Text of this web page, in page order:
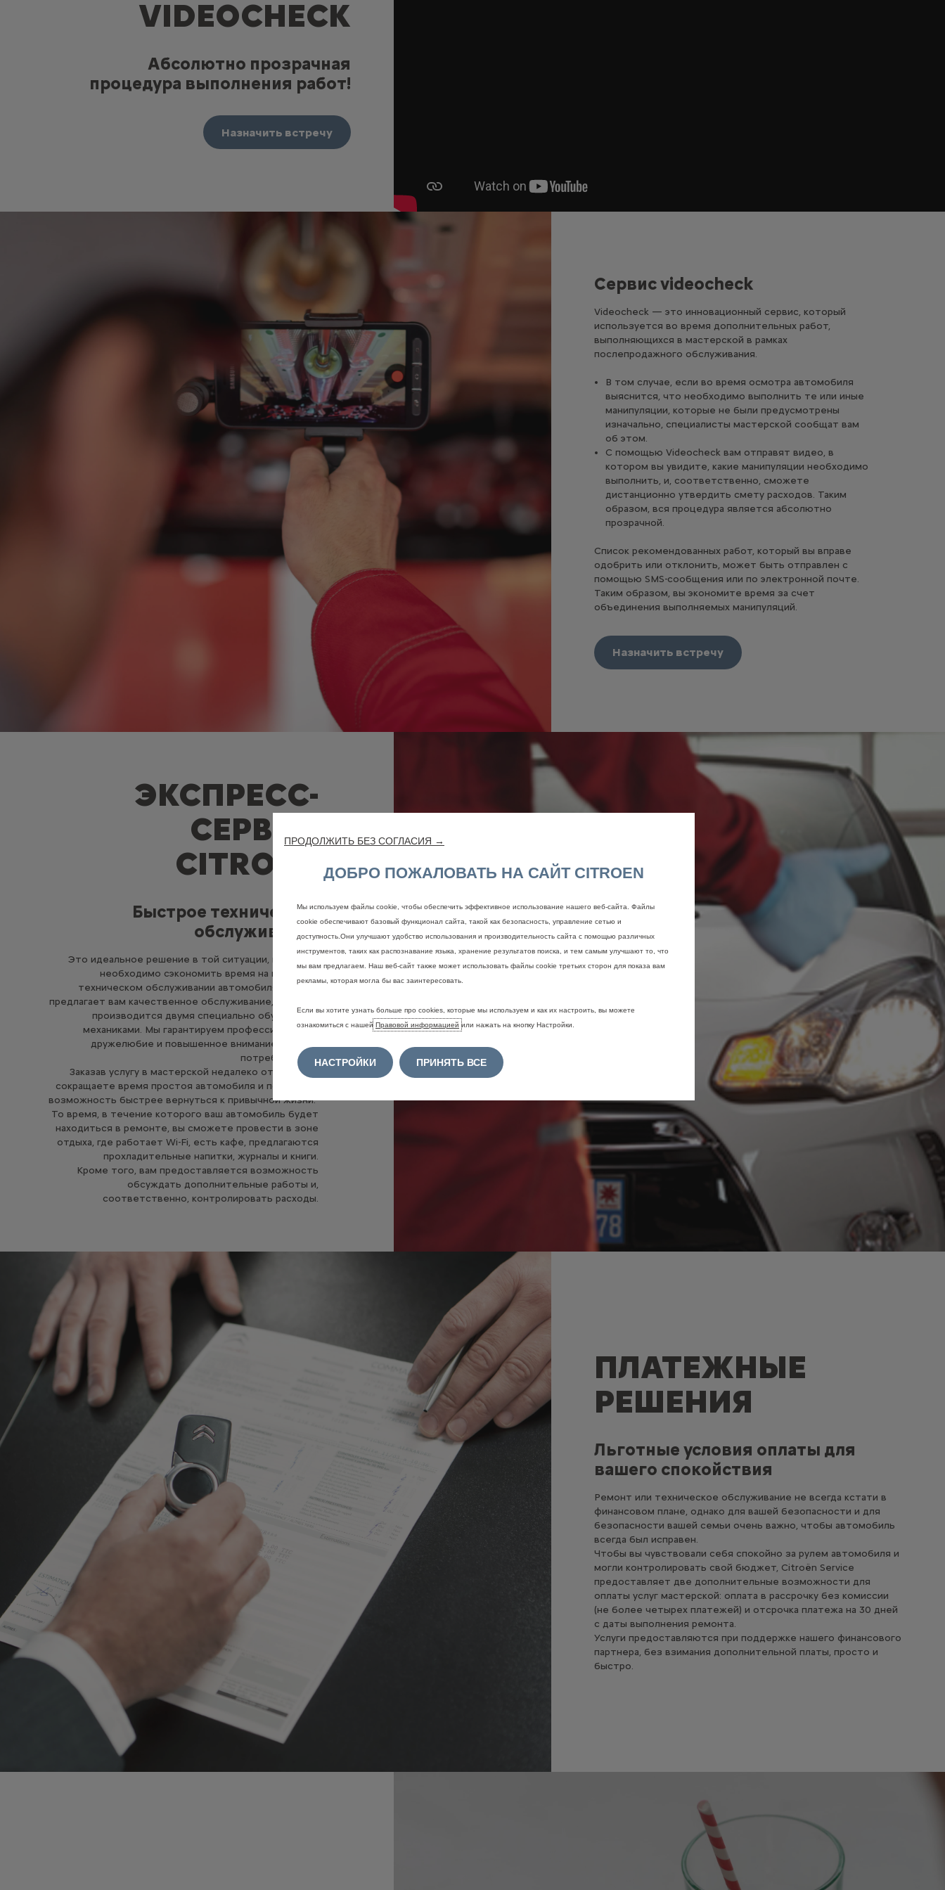
VIDEOCHECK
Абсолютно прозрачная
процедура выполнения работ!
Назначить встречу
Сервис videocheck
Videocheck — это инновационный сервис, который
используется во время дополнительных работ,
выполняющихся в мастерской в рамках
послепродажного обслуживания.
В том случае, если во время осмотра автомобиля
выяснится, что необходимо выполнить те или иные
манипуляции, которые не были предусмотрены
изначально, специалисты мастерской сообщат вам
об этом.
С помощью Videocheck вам отправят видео, в
котором вы увидите, какие манипуляции необходимо
выполнить, и, соответственно, сможете
дистанционно утвердить смету расходов. Таким
образом, вся процедура является абсолютно
прозрачной.
Список рекомендованных работ, который вы вправе
одобрить или отклонить, может быть отправлен с
помощью SMS-сообщения или по электронной почте.
Таким образом, вы экономите время за счет
объединения выполняемых манипуляций.
Назначить встречу
ЭКСПРЕСС-
СЕРВИС
CITROËN
Быстрое техническое
обслуживание
Это идеальное решение в той ситуации, когда вам
необходимо сэкономить время на плановом
техническом обслуживании автомобиля. Citroën
предлагает вам качественное обслуживание, которое
производится двумя специально обученными
механиками. Мы гарантируем профессионализм,
дружелюбие и повышенное внимание к вашим
потребностям.
Заказав услугу в мастерской недалеко от дома, вы
сокращаете время простоя автомобиля и получаете
возможность быстрее вернуться к привычной жизни.
То время, в течение которого ваш автомобиль будет
находиться в ремонте, вы сможете провести в зоне
отдыха, где работает Wi-Fi, есть кафе, предлагаются
прохладительные напитки, журналы и книги.
Кроме того, вам предоставляется возможность
обсуждать дополнительные работы и,
соответственно, контролировать расходы.
ПЛАТЕЖНЫЕ
РЕШЕНИЯ
Льготные условия оплаты для
вашего спокойствия
Ремонт или техническое обслуживание не всегда кстати в
финансовом плане, однако для вашей безопасности и для
безопасности вашей семьи очень важно, чтобы автомобиль
всегда был исправен.
Чтобы вы чувствовали себя спокойно за рулем автомобиля и
могли контролировать свой бюджет, Citroën Service
предоставляет две дополнительные возможности для
оплаты услуг мастерской: оплата в рассрочку без комиссии
(не более четырех платежей) и отсрочка платежа на 30 дней
с даты выполнения ремонта.
Услуги предоставляются при поддержке нашего финансового
партнера, без взимания дополнительной платы, просто и
быстро.
ПРОДОЛЖИТЬ БЕЗ СОГЛАСИЯ →
ДОБРО ПОЖАЛОВАТЬ НА САЙТ CITROEN
Мы используем файлы cookie, чтобы обеспечить эффективное использование нашего веб-сайта. Файлы
cookie обеспечивают базовый функционал сайта, такой как безопасность, управление сетью и
доступность.Они улучшают удобство использования и производительность сайта с помощью различных
инструментов, таких как распознавание языка, хранение результатов поиска, и тем самым улучшают то, что
мы вам предлагаем. Наш веб-сайт также может использовать файлы cookie третьих сторон для показа вам
рекламы, которая могла бы вас заинтересовать.
Если вы хотите узнать больше про cookies, которые мы используем и как их настроить, вы можете
ознакомиться с нашей Правовой информацией или нажать на кнопку Настройки.
НАСТРОЙКИ ПРИНЯТЬ ВСЕ